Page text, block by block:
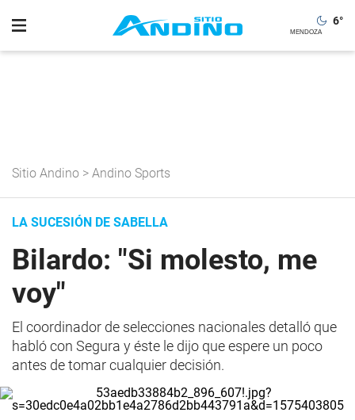
6°
Sitio Andino > Andino Sports
LA SUCESIÓN DE SABELLA
Bilardo: "Si molesto, me
voy"
El coordinador de selecciones nacionales detalló que
habló con Segura y éste le dijo que espere un poco
antes de tomar cualquier decisión.